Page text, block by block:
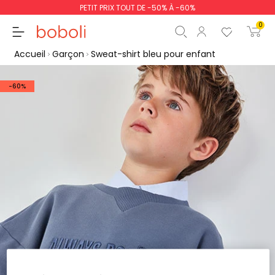
PETIT PRIX TOUT DE -50% À -60%
0
0,00 €
Commencer la
Accueil Garçon Sweat-shirt bleu pour enfant
-60%